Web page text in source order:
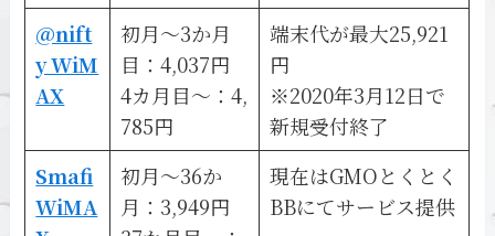
@nift
y WiM
AX
初月～3か月
目：4,037円
4カ月目～：4,
785円
端末代が最大25,921
円
※2020年3月12日で
新規受付終了
Smafi
WiMA
初月～36か
月：3,949円
現在はGMOとくとく
BBにてサービス提供